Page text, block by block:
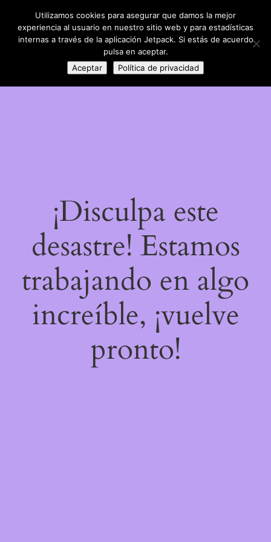
DIY con lana LinkedIn
Instagram
Facebook
Acceder
¡Disculpa este
desastre! Estamos
trabajando en algo
increíble, ¡vuelve
pronto!
Utilizamos cookies para asegurar que damos la mejor
experiencia al usuario en nuestro sitio web y para estadísticas
internas a través de la aplicación Jetpack. Si estás de acuerdo
pulsa en aceptar.
Aceptar
Política de privacidad